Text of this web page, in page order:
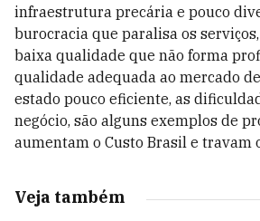
infraestrutura precária e pouco
burocracia que paralisa os
baixa qualidade que não forma
qualidade adequada ao mercado
estado pouco eficiente, as
negócio, são alguns exemplos de
aumentam o Custo Brasil e travam
Veja também